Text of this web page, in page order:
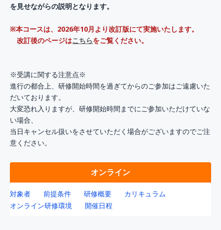
を見せながらの説明となります。
※本コースは、2026年10月より改訂版にて実施いたします。
改訂後のページはこちらをご覧ください。
※受講に関する注意点※
進行の都合上、研修開始時間を過ぎてからのご参加はご遠慮いた
だいております。
大変恐れ入りますが、研修開始時間までにご参加いただけていな
い場合、
当日キャンセル扱いをさせていただく場合がございますのでご注
意ください。
オンライン
対象者 前提条件 研修概要
カリキュラム
オンライン研修環境
開催日程